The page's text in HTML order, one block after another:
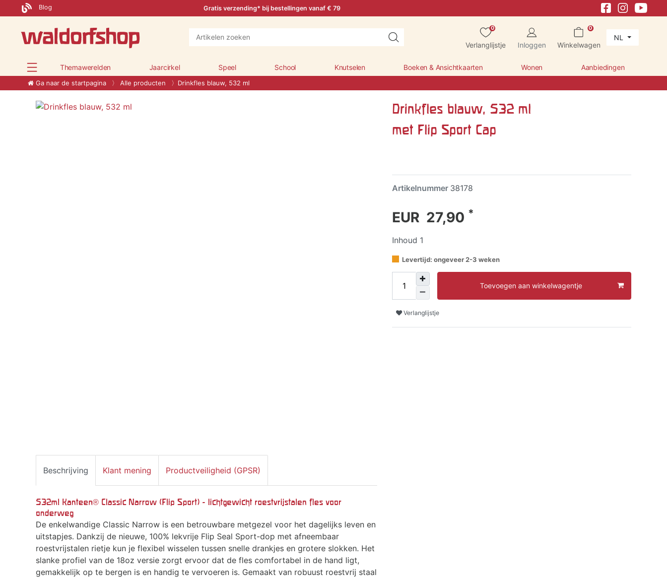
Blog Gratis verzending* bij bestellingen vanaf € 79
0
Verlanglijstje Inloggen
0
Winkelwagen
NL
Themawerelden Jaarcirkel Speel School Knutselen Boeken & Ansichtkaarten Wonen Aanbiedingen
Ga naar de startpagina Alle producten Drinkfles blauw, 532 ml
Drinkfles blauw, 532 ml
met Flip Sport Cap
Artikelnummer 38178
EUR 27,90 *
Inhoud 1
Levertijd: ongeveer 2-3 weken
Toevoegen aan winkelwagentje
Verlanglijstje
Beschrijving Klant mening Productveiligheid (GPSR)
532ml Kanteen® Classic Narrow (Flip Sport) - lichtgewicht roestvrijstalen fles voor
onderweg
De enkelwandige Classic Narrow is een betrouwbare metgezel voor het dagelijks leven en
uitstapjes. Dankzij de nieuwe, 100% lekvrije Flip Seal Sport-dop met afneembaar
roestvrijstalen rietje kun je flexibel wisselen tussen snelle drankjes en grotere slokken. Het
slanke profiel van de 18oz versie zorgt ervoor dat de fles comfortabel in de hand ligt,
gemakkelijk op te bergen is en handig te vervoeren is. Gemaakt van robuust roestvrij staal